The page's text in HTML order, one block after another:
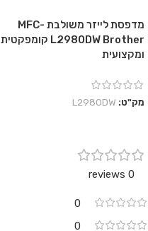
מדפסת לייזר משולבת MFC-
L2980DW Brother קומפקטית
ומקצועית
מק"ט: L2980DW
0 reviews
0
0